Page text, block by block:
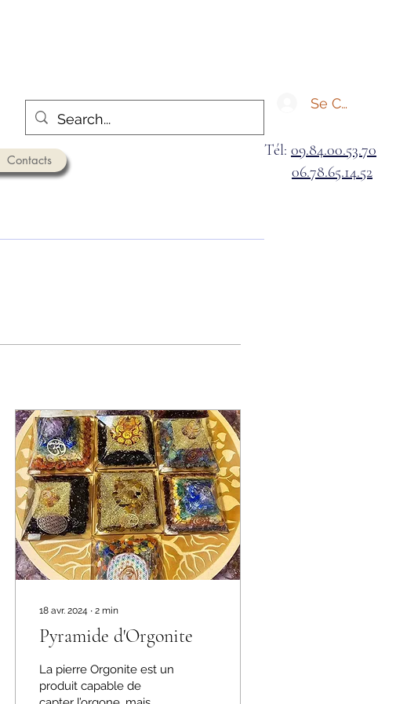
Se Connecter
Contacts
Tél: 09.84.00.53.70
06.78.65.14.52
18 avr. 2024 ∙ 2 min
Pyramide d'Orgonite
La pierre Orgonite est un
produit capable de